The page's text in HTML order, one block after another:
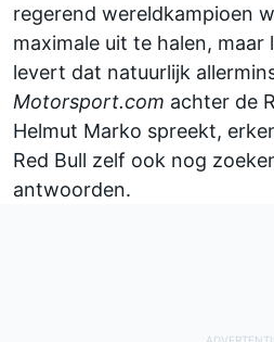
regerend wereldkampioen
maximale uit te halen, maar
levert dat natuurlijk
Motorsport.com achter de
Helmut Marko spreekt,
Red Bull zelf ook nog
antwoorden.